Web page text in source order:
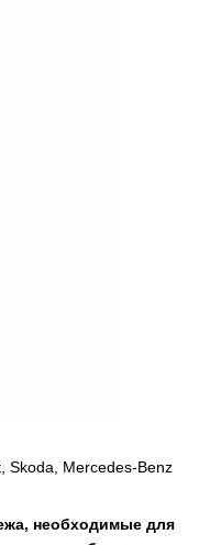
Skoda, Mercedes-Benz
необходимые для